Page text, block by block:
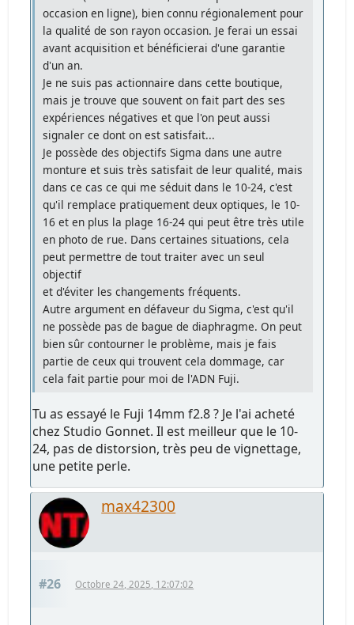
occasion en ligne), bien connu régionalement pour
la qualité de son rayon occasion. Je ferai un essai
avant acquisition et bénéficierai d'une garantie
d'un an.
Je ne suis pas actionnaire dans cette boutique,
mais je trouve que souvent on fait part des ses
expériences négatives et que l'on peut aussi
signaler ce dont on est satisfait...
Je possède des objectifs Sigma dans une autre
monture et suis très satisfait de leur qualité, mais
dans ce cas ce qui me séduit dans le 10-24, c'est
qu'il remplace pratiquement deux optiques, le 10-
16 et en plus la plage 16-24 qui peut être très utile
en photo de rue. Dans certaines situations, cela
peut permettre de tout traiter avec un seul
objectif
et d'éviter les changements fréquents.
Autre argument en défaveur du Sigma, c'est qu'il
ne possède pas de bague de diaphragme. On peut
bien sûr contourner le problème, mais je fais
partie de ceux qui trouvent cela dommage, car
cela fait partie pour moi de l'ADN Fuji.
Tu as essayé le Fuji 14mm f2.8 ? Je l'ai acheté
chez Studio Gonnet. Il est meilleur que le 10-
24, pas de distorsion, très peu de vignettage,
une petite perle.
max42300
#26 Octobre 24, 2025, 12:07:02